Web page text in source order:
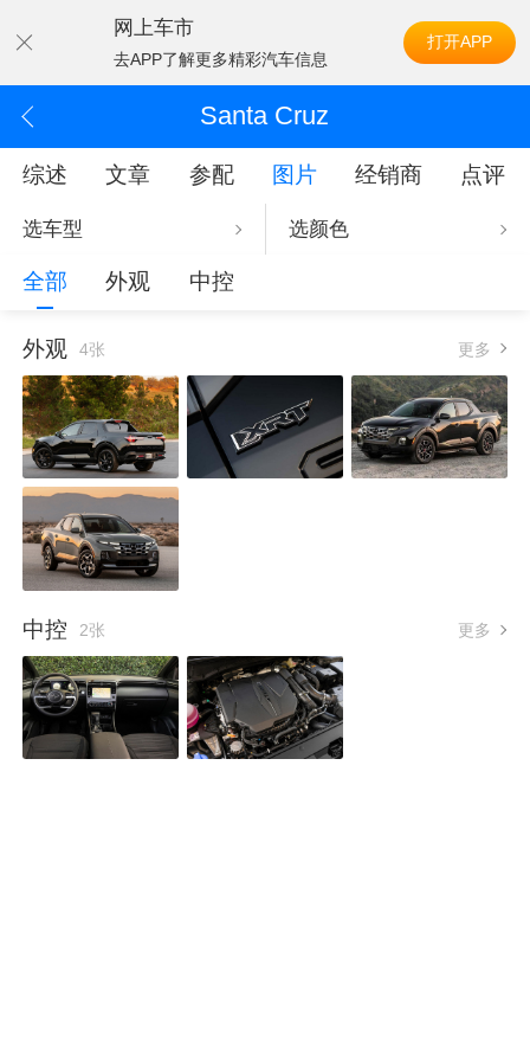
网上车市
去APP了解更多精彩汽车信息
打开APP
Santa Cruz
综述 文章 参配 图片 经销商 点评
选车型 选颜色
全部 外观 中控
外观 4张 更多
中控 2张 更多